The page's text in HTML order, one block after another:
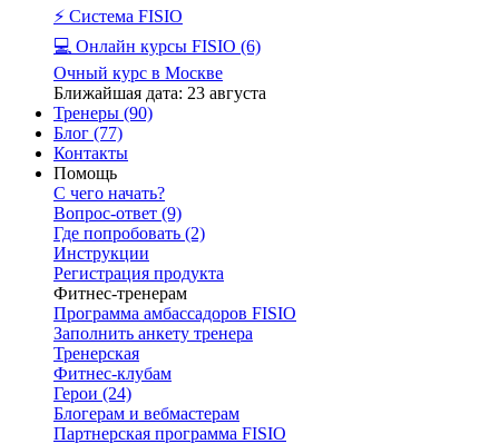
⚡️ Система FISIO
💻 Онлайн курсы FISIO (6)
Очный курс в Москве
Ближайшая дата: 23 августа
Тренеры (90)
Блог (77)
Контакты
Помощь
С чего начать?
Вопрос-ответ (9)
Где попробовать (2)
Инструкции
Регистрация продукта
Фитнес-тренерам
Программа амбассадоров FISIO
Заполнить анкету тренера
Тренерская
Фитнес-клубам
Герои (24)
Блогерам и вебмастерам
Партнерская программа FISIO